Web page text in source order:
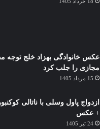
عکس خانوادگی بهزاد خلج توجه
مجازی را جلب کرد
15 مرداد 1405
ازدواج پاول وسلی با ناتالی
+ عکس
24 تیر 1405